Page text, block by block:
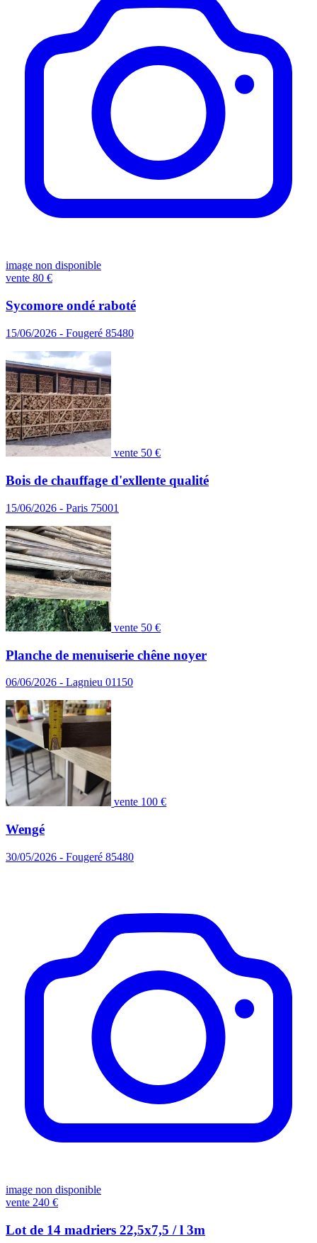
image non disponible
vente 80 €
Sycomore ondé raboté
15/06/2026 - Fougeré 85480
vente 50 €
Bois de chauffage d'exllente qualité
15/06/2026 - Paris 75001
vente 50 €
Planche de menuiserie chêne noyer
06/06/2026 - Lagnieu 01150
vente 100 €
Wengé
30/05/2026 - Fougeré 85480
image non disponible
vente 240 €
Lot de 14 madriers 22,5x7,5 / l 3m